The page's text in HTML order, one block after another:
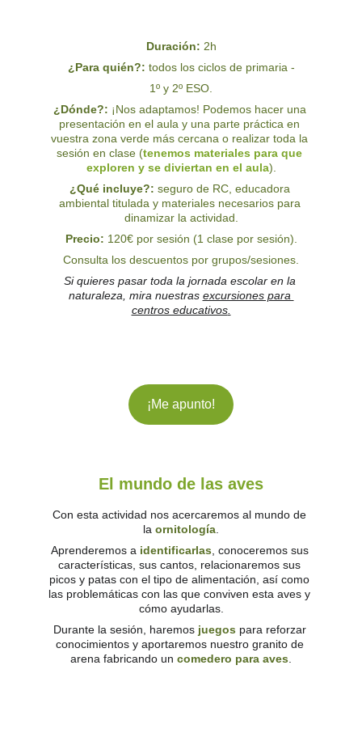
¡Me apunto!
Duración: 2h
¿Para quién?: todos los ciclos de primaria -
1º y 2º ESO.
¿Dónde?: ¡Nos adaptamos! Podemos hacer una
presentación en el aula y una parte práctica en
vuestra zona verde más cercana o realizar toda la
sesión en clase (tenemos materiales para que
exploren y se diviertan en el aula).
¿Qué incluye?: seguro de RC, educadora
ambiental titulada y materiales necesarios para
dinamizar la actividad.
Precio: 120€ por sesión (1 clase por sesión).
Consulta los descuentos por grupos/sesiones.
Si quieres pasar toda la jornada escolar en la
naturaleza, mira nuestras excursiones para
centros educativos.
El mundo de las aves
Con esta actividad nos acercaremos al mundo de
la ornitología
Aprenderemos a identificarlas, conoceremos sus
características, sus cantos, relacionaremos sus
picos y patas con el tipo de alimentación, así como
las problemáticas con las que conviven esta aves y
cómo ayudarlas.
Durante la sesión, haremos juegos para reforzar
conocimientos y aportaremos nuestro granito de
arena fabricando un comedero para aves